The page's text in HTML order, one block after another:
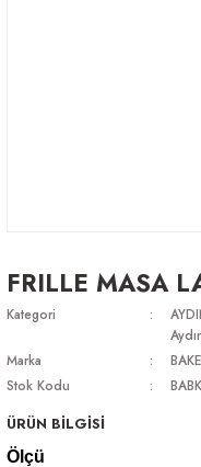
FRILLE MASA
Kategori
Marka
Stok Kodu
ÜRÜN BİLGİSİ
Ölçü